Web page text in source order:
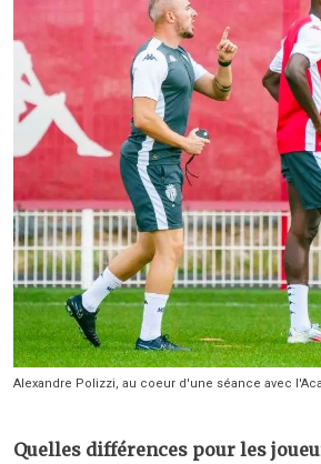
Alexandre Polizzi, au coeur d'une séance avec
Quelles différences pour les